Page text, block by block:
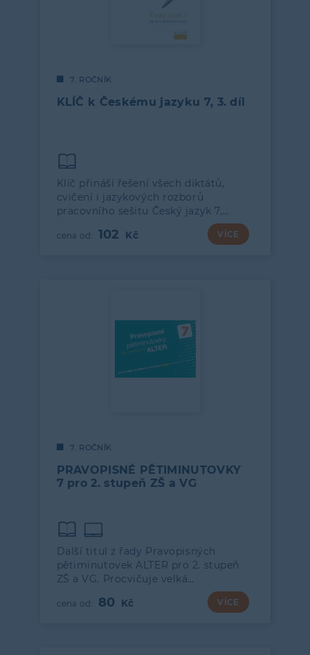
7. ROČNÍK
KLÍČ k Českému jazyku 7, 3. díl
Klíč přináší řešení všech diktátů,
cvičení i jazykových rozborů
pracovního sešitu Český jazyk 7,…
102 VÍCE
7. ROČNÍK
PRAVOPISNÉ PĚTIMINUTOVKY
7 pro 2. stupeň ZŠ a VG
Další titul z řady Pravopisných
pětiminutovek ALTER pro 2. stupeň
ZŠ a VG. Procvičuje velká…
80 VÍCE